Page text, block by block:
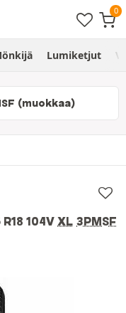
Lumiketjut
(muokkaa)
104VXL 3PMSF